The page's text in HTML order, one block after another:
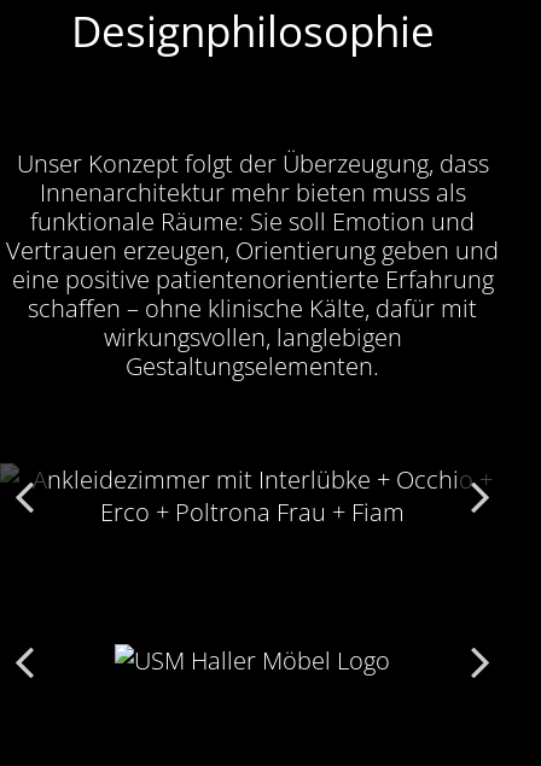
Designphilosophie
Unser Konzept folgt der Überzeugung, dass
Innenarchitektur mehr bieten muss als
funktionale Räume: Sie soll Emotion und
Vertrauen erzeugen, Orientierung geben und
eine positive patientenorientierte Erfahrung
schaffen – ohne klinische Kälte, dafür mit
wirkungsvollen, langlebigen
Gestaltungselementen.